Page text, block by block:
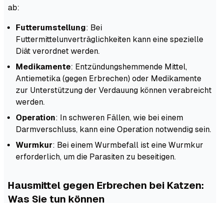
ab:
Futterumstellung: Bei
Futtermittelunverträglichkeiten kann eine spezielle
Diät verordnet werden.
Medikamente: Entzündungshemmende Mittel,
Antiemetika (gegen Erbrechen) oder Medikamente
zur Unterstützung der Verdauung können verabreicht
werden.
Operation: In schweren Fällen, wie bei einem
Darmverschluss, kann eine Operation notwendig sein.
Wurmkur: Bei einem Wurmbefall ist eine Wurmkur
erforderlich, um die Parasiten zu beseitigen.
Hausmittel gegen Erbrechen bei Katzen:
Was Sie tun können